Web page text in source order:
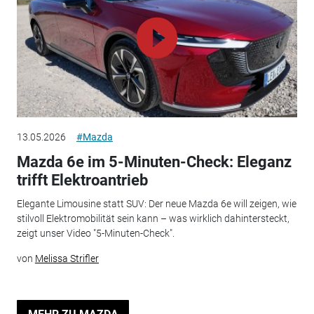
13.05.2026 #Mazda
Mazda 6e im 5-Minuten-Check: Eleganz
trifft Elektroantrieb
Elegante Limousine statt SUV: Der neue Mazda 6e will zeigen, wie
stilvoll Elektromobilität sein kann – was wirklich dahintersteckt,
zeigt unser Video "5-Minuten-Check".
von Melissa Strifler